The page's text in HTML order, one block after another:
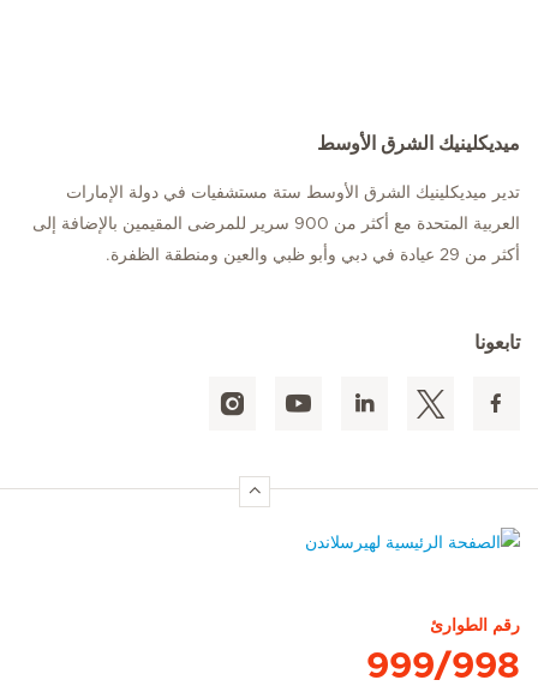
ميديكلينيك الشرق الأوسط
تدير ميديكلينيك الشرق الأوسط ستة مستشفيات في دولة الإمارات
العربية المتحدة مع أكثر من 900 سرير للمرضى المقيمين بالإضافة إلى
أكثر من 29 عيادة في دبي وأبو ظبي والعين ومنطقة الظفرة.
تابعونا
رقم الطوارئ
999/998